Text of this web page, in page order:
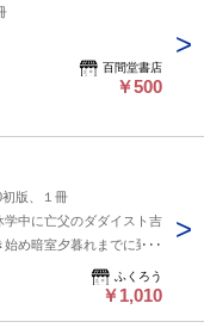
百間堂書店
￥500
版、１冊
中に亡父のダダイスト吉
め暗室夕暮れまでに到達
ふくろう
￥1,010